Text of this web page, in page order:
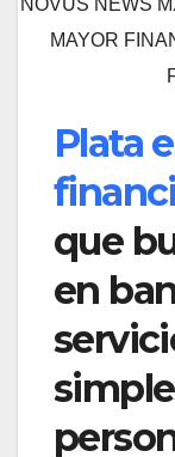
NOVUS NEWS
MAYOR
Plata
que
en